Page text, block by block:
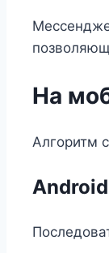
На
Алгоритм
Android